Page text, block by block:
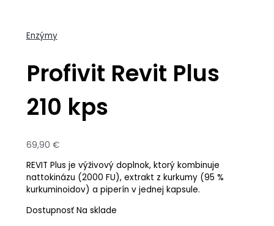
Enzýmy
Profivit Revit Plus
210 kps
69,90 €
REVIT Plus je výživový doplnok, ktorý kombinuje
nattokinázu (2000 FU), extrakt z kurkumy (95 %
kurkuminoidov) a piperín v jednej kapsule.
Dostupnosť Na sklade